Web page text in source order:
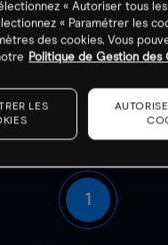
les CFD
en 3
1
« Autoriser tous
« Paramétrer les
des cookies. Vous
Politique de Gestion des
LES